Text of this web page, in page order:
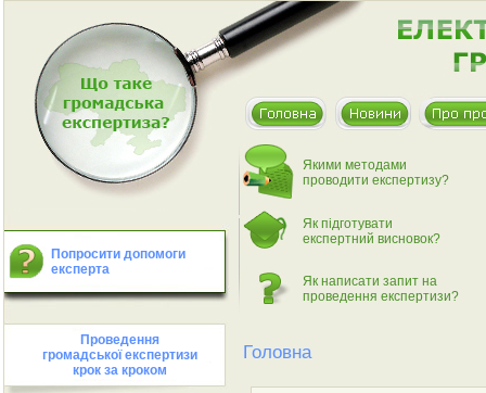
Попросити допомоги
експерта
Проведення
громадської експертизи
крок за кроком
Якими методами
проводити експертизу?
Як пiдготувати
експертний висновок?
Як написати запит на
проведення експертизи?
Головна